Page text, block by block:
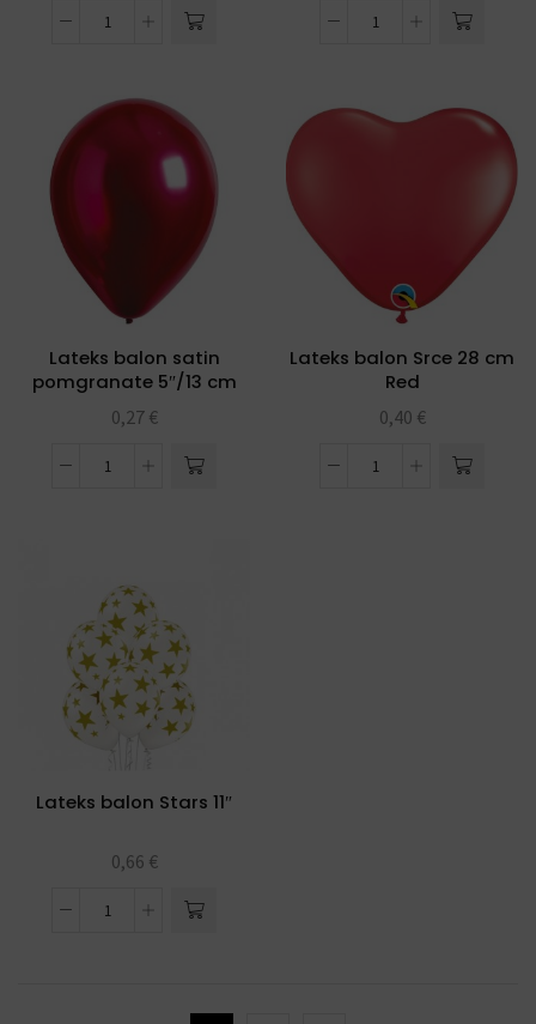
Lateks balon satin
pomgranate 5″/13 cm
0,27 €
Lateks balon Srce 28 cm
Red
0,40 €
Lateks balon Stars 11″
0,66 €